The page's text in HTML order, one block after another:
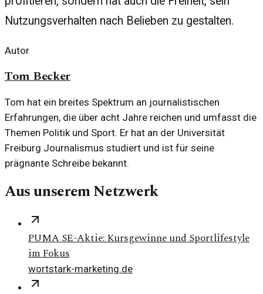
Nutzungsverhalten nach Belieben zu gestalten.
Autor
Tom Becker
Tom hat ein breites Spektrum an journalistischen
Erfahrungen, die über acht Jahre reichen und umfasst die
Themen Politik und Sport. Er hat an der Universität
Freiburg Journalismus studiert und ist für seine
prägnante Schreibe bekannt.
Aus unserem Netzwerk
PUMA SE-Aktie: Kursgewinne und Sportlifestyle
im Fokus
wortstark-marketing.de